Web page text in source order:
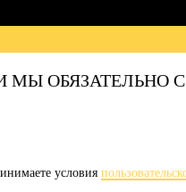
МЫ ОБЯЗАТЕЛЬНО
условия